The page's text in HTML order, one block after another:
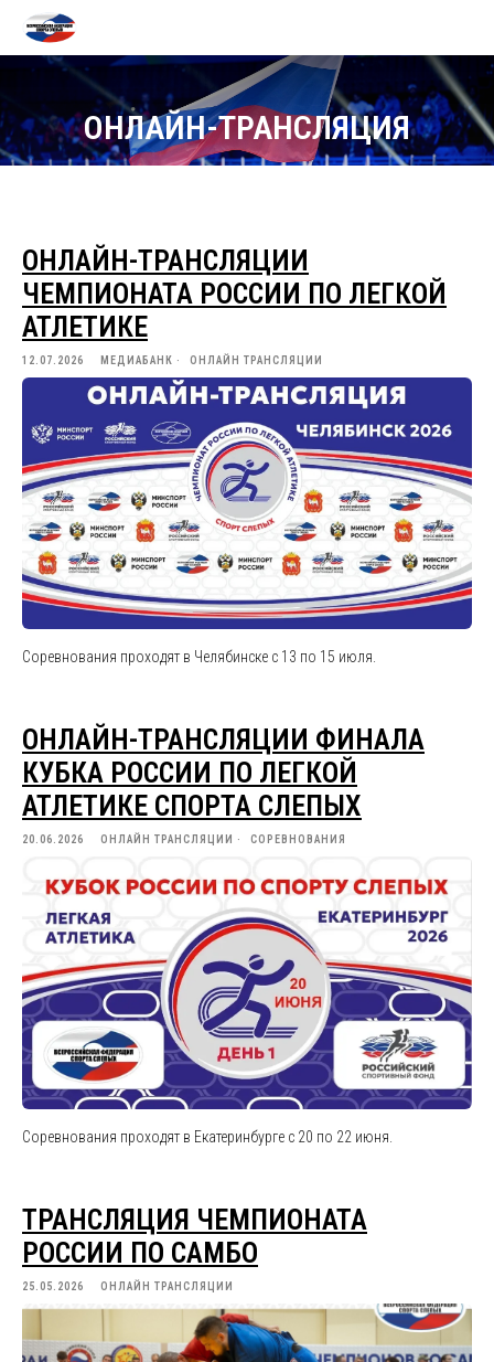
ОНЛАЙН-ТРАНСЛЯЦИЯ
ОНЛАЙН-ТРАНСЛЯЦИИ
ЧЕМПИОНАТА РОССИИ ПО ЛЕГКОЙ
АТЛЕТИКЕ
12.07.2026 МЕДИАБАНК ОНЛАЙН ТРАНСЛЯЦИИ
Соревнования проходят в Челябинске с 13 по 15 июля.
ОНЛАЙН-ТРАНСЛЯЦИИ ФИНАЛА
КУБКА РОССИИ ПО ЛЕГКОЙ
АТЛЕТИКЕ СПОРТА СЛЕПЫХ
20.06.2026 ОНЛАЙН ТРАНСЛЯЦИИ СОРЕВНОВАНИЯ
Соревнования проходят в Екатеринбурге с 20 по 22 июня.
ТРАНСЛЯЦИЯ ЧЕМПИОНАТА
РОССИИ ПО САМБО
25.05.2026 ОНЛАЙН ТРАНСЛЯЦИИ